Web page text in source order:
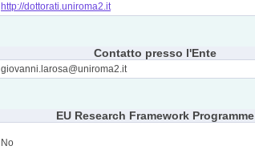
http://dottorati.uniroma2.it
Contatto presso l'Ente
giovanni.larosa@uniroma2.it
EU Research Framework Programme
No